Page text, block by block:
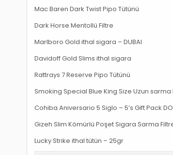
Mac Baren Dark Twist Pipo Tütünü
Dark Horse Mentollü Filtre
Marlboro Gold ithal sigara – DUBAI
Davidoff Gold Slims ithal sigara
Rattrays 7 Reserve Pipo Tütünü
Smoking Special Blue King Size Uzun sarma
Cohiba Aniversario 5 Siglo – 5’s Gift Pack
Gizeh Slim Kömürlü Poşet Sigara Sarma
Lucky Strike ithal tütün – 25gr